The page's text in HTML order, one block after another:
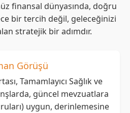
finansal dünyasında, doğru
bir tercih değil, geleceğinizi
stratejik bir adımdır.
Görüşü
Tamamlayıcı Sağlık ve
güncel mevzuatlara
uygun, derinlemesine